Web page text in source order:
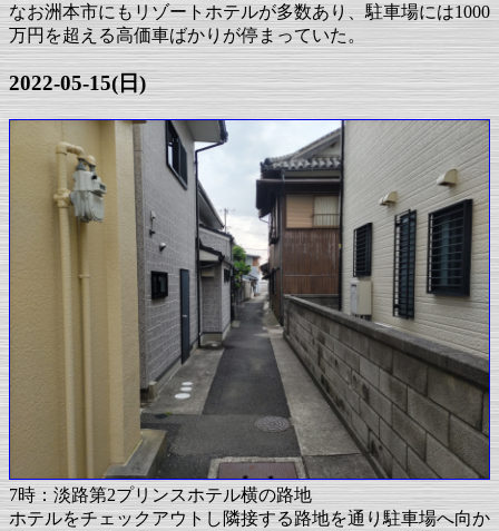
なお洲本市にもリゾートホテルが多数あり、駐車場には1000
万円を超える高価車ばかりが停まっていた。
2022-05-15(日)
7時：淡路第2プリンスホテル横の路地
ホテルをチェックアウトし隣接する路地を通り駐車場へ向か